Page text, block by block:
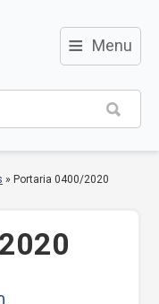
≡ Menu
» Portaria 0400/2020